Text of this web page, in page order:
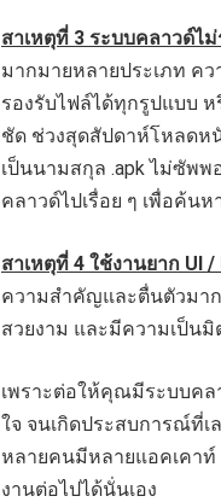
สาเหตุที่ 3 ระบบคลาวด์ไ
มากมายหลายประเภท ค
รองรับไฟล์ได้ทุกรูปแบบ
ชัด ช่วงสุดสัปดาห์โหลดห
เป็นนามสกุล .apk ไม่ซัพพ
คลาวด์ไปเรื่อย ๆ เพื่อค้น
สาเหตุที่ 4 ใช้งานยาก UI /
ความสำคัญและตื่นตัวมาก
สวยงาม และมีความเป็นมิ
เพราะต่อให้คุณมีระบบคล
ใจ จนเกิดประสบการณ์ที่เ
หลายคนมีหลายแอคเคาท์
งานต่อไปได้นั่นเอง